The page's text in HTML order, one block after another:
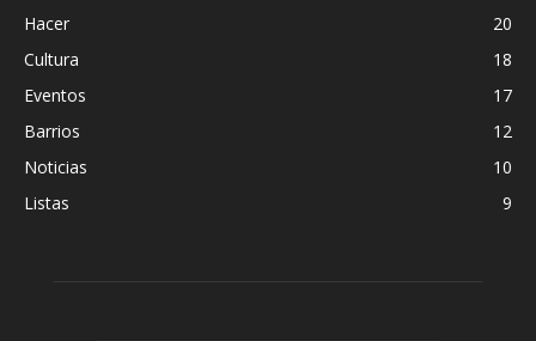
Hacer
20
Cultura
18
Eventos
17
Barrios
12
Noticias
10
Listas
9